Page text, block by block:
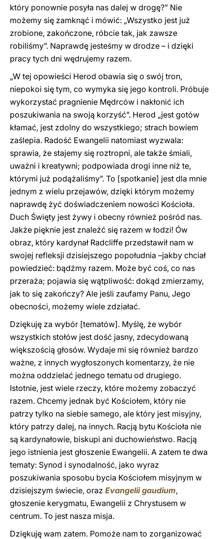
który ponownie posyła nas dalej w drogę?” Nie
możemy się zamknąć i mówić: „Wszystko jest już
zrobione, zakończone, róbcie tak, jak zawsze
robiliśmy”. Naprawdę jesteśmy w drodze – i dzięki
pracy tych dni wędrujemy razem.
„W tej opowieści Herod obawia się o swój tron,
niepokoi się tym, co wymyka się jego kontroli. Próbuje
wykorzystać pragnienie Mędrców i nakłonić ich
poszukiwania na swoją korzyść”. Herod „jest gotów
kłamać, jest zdolny do wszystkiego; strach bowiem
zaślepia. Radość Ewangelii natomiast wyzwala:
sprawia, że stajemy się roztropni, ale także śmiali,
uważni i kreatywni; podpowiada drogi inne niż te,
którymi już podążaliśmy”. To [spotkanie] jest dla mnie
jednym z wielu przejawów, dzięki którym możemy
naprawdę żyć doświadczeniem nowości Kościoła.
Duch Święty jest żywy i obecny również pośród nas.
Jakże pięknie jest znaleźć się razem w łodzi! Ów
obraz, który kardynał Radcliffe przedstawił nam w
swojej refleksji dzisiejszego popołudnia –jakby chciał
powiedzieć: bądźmy razem. Może być coś, co nas
przeraża; pojawia się wątpliwość: dokąd zmierzamy,
jak to się zakończy? Ale jeśli zaufamy Panu, Jego
obecności, możemy wiele zdziałać.
Dziękuję za wybór [tematów]. Myślę, że wybór
wszystkich stołów jest dość jasny, zdecydowaną
większością głosów. Wydaje mi się również bardzo
ważne, z innych wygłoszonych komentarzy, że nie
można oddzielać jednego tematu od drugiego.
Istotnie, jest wiele rzeczy, które możemy zobaczyć
razem. Chcemy jednak być Kościołem, który nie
patrzy tylko na siebie samego, ale który jest misyjny,
który patrzy dalej, na innych. Racją bytu Kościoła nie
są kardynałowie, biskupi ani duchowieństwo. Racją
jego istnienia jest głoszenie Ewangelii. A zatem te dwa
tematy: Synod i synodalność, jako wyraz
poszukiwania sposobu bycia Kościołem misyjnym w
dzisiejszym świecie, oraz Evangelii gaudium,
głoszenie kerygmatu, Ewangelii z Chrystusem w
centrum. To jest nasza misja.
Dziękuję wam zatem. Pomoże nam to zorganizować